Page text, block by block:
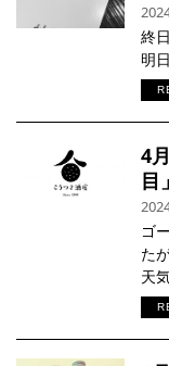
終
明
4
目」
ゴ
た
天